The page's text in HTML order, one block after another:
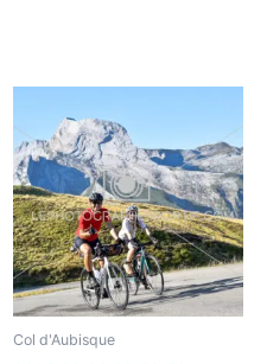
Col d'Aubisque